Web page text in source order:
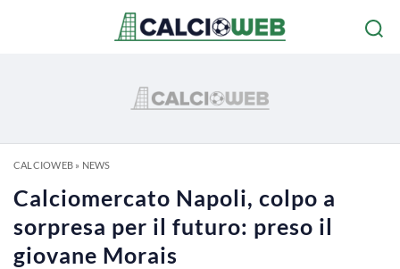
CALCIOWEB» NEWS
Calciomercato Napoli, colpo a
sorpresa per il futuro: preso il
giovane Morais